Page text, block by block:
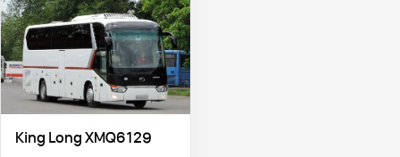
King Long XMQ6129